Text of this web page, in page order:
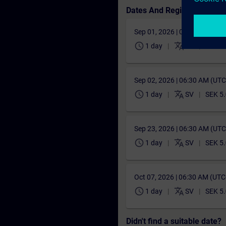
Dates And Registration
Sep 01, 2026 | 06:30 AM
schedule 1 day translate
Sep 02, 2026 | 06:30 AM
schedule 1 day translate SV SEK
Sep 23, 2026 | 06:30 AM
schedule 1 day translate SV SEK
Oct 07, 2026 | 06:30 AM
schedule 1 day translate SV SEK
Didn't find a suitable date?